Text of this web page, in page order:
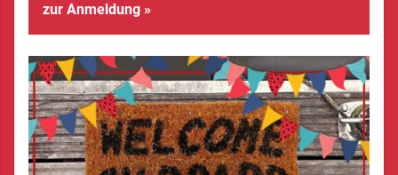
zur Anmeldung